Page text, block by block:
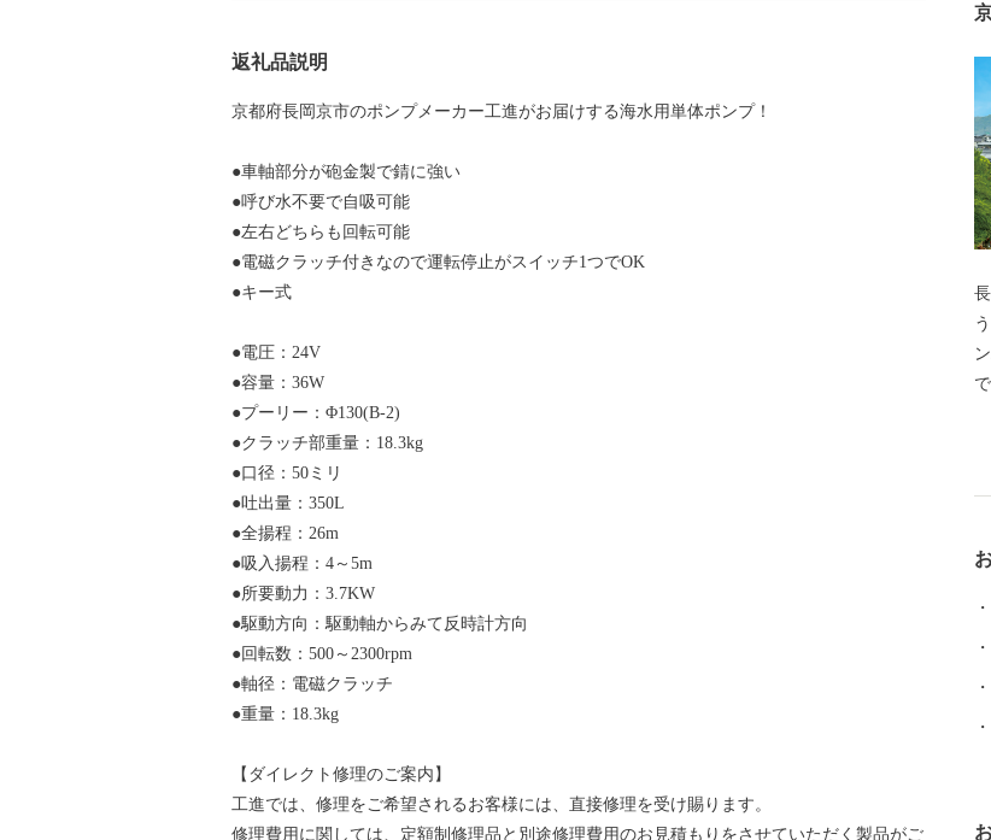
返礼品説明
京都府長岡京市のポンプメーカー工進がお届けする海水用単体ポンプ！
●車軸部分が砲金製で錆に強い
●呼び水不要で自吸可能
●左右どちらも回転可能
●電磁クラッチ付きなので運転停止がスイッチ1つでOK
●キー式
●電圧：24V
●容量：36W
●プーリー：Φ130(B-2)
●クラッチ部重量：18.3kg
●口径：50ミリ
●吐出量：350L
●全揚程：26m
●吸入揚程：4～5m
●所要動力：3.7KW
●駆動方向：駆動軸からみて反時計方向
●回転数：500～2300rpm
●軸径：電磁クラッチ
●重量：18.3kg
【ダイレクト修理のご案内】
工進では、修理をご希望されるお客様には、直接修理を受け賜ります。
修理費用に関しては、定額制修理品と別途修理費用のお見積もりをさせていただく製品がご
の